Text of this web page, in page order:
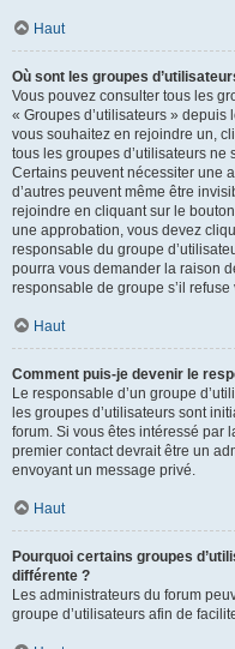
Haut
Où sont les groupes
Vous pouvez consulter tous les
« Groupes d’utilisateurs » depuis
vous souhaitez en rejoindre un,
tous les groupes d’utilisateurs
Certains peuvent nécessiter une
d’autres peuvent même être
rejoindre en cliquant sur le
une approbation, vous devez
responsable du groupe
pourra vous demander la raison
responsable de groupe s’il
Haut
Comment puis-je devenir le
Le responsable d’un groupe
les groupes d’utilisateurs sont
forum. Si vous êtes intéressé par
premier contact devrait être un
envoyant un message privé.
Haut
Pourquoi certains groupes
différente ?
Les administrateurs du forum
groupe d’utilisateurs afin de